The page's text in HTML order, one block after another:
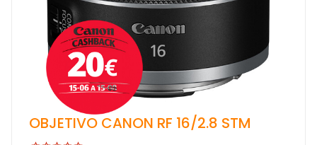
OBJETIVO CANON RF 16/2.8 STM